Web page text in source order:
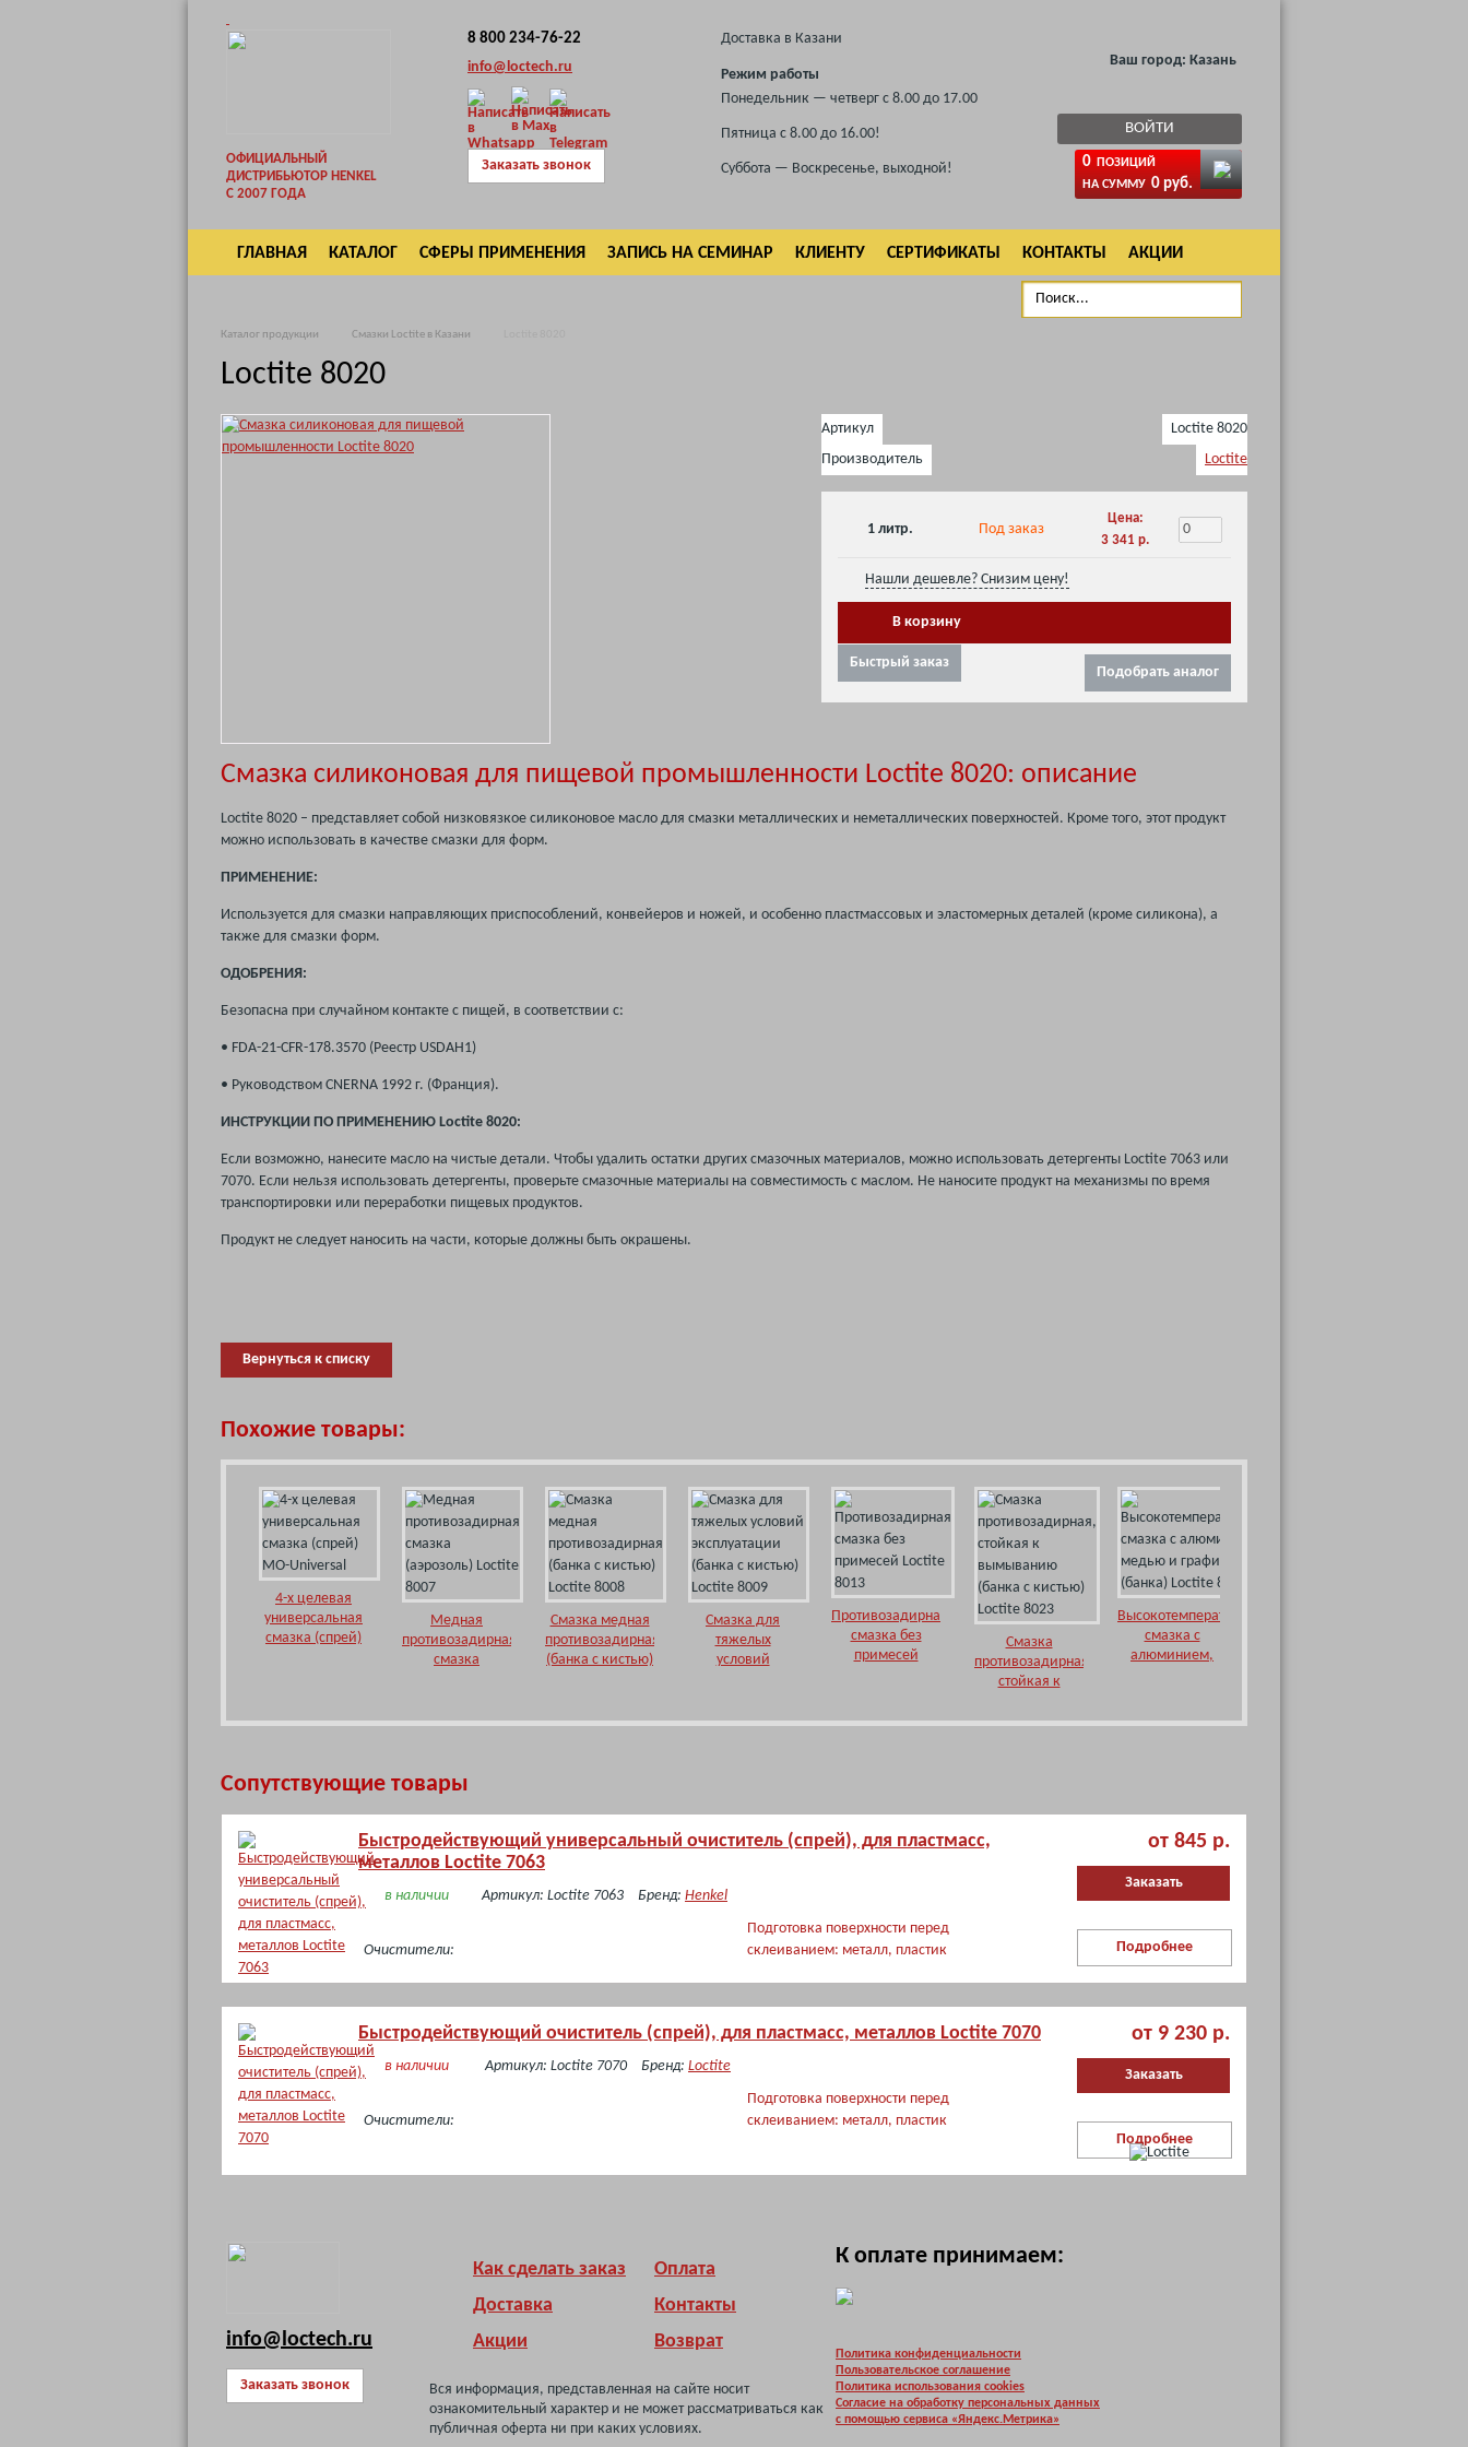
ОФИЦИАЛЬНЫЙ
ДИСТРИБЬЮТОР HENKEL
С 2007 ГОДА
8 800 234-76-22
info@loctech.ru
Заказать звонок
Доставка в Казани
Режим работы
Понедельник — четверг с 8.00 до 17.00
Пятница с 8.00 до 16.00!
Суббота — Воскресенье, выходной!
Ваш город: Казань
ГЛАВНАЯ КАТАЛОГ СФЕРЫ ПРИМЕНЕНИЯ ЗАПИСЬ НА СЕМИНАР КЛИЕНТУ СЕРТИФИКАТЫ КОНТАКТЫ АКЦИИ
ВОЙТИ
0 ПОЗИЦИЙ
НА СУММУ 0 руб.
Каталог продукции Смазки Loctite в Казани
Loctite 8020
Артикул
Loctite 8020
Производитель
Loctite
1 литр. Под заказ
Цена:
3 341 р.
Нашли дешевле? Снизим цену!
Подобрать аналог
Быстрый заказ
Смазка силиконовая для пищевой промышленности Loctite 8020: описание
Loctite 8020 – представляет собой низковязкое силиконовое масло для смазки металлических и неметаллических поверхностей. Кроме того, этот продукт
можно использовать в качестве смазки для форм.
ПРИМЕНЕНИЕ:
Используется для смазки направляющих приспособлений, конвейеров и ножей, и особенно пластмассовых и эластомерных деталей (кроме силикона), а
также для смазки форм.
ОДОБРЕНИЯ:
Безопасна при случайном контакте с пищей, в соответствии с:
• FDA-21-CFR-178.3570 (Реестр USDAH1)
• Руководством CNERNA 1992 г. (Франция).
ИНСТРУКЦИИ ПО ПРИМЕНЕНИЮ Loctite 8020:
Если возможно, нанесите масло на чистые детали. Чтобы удалить остатки других смазочных материалов, можно использовать детергенты Loctite 7063 или
7070. Если нельзя использовать детергенты, проверьте смазочные материалы на совместимость с маслом. Не наносите продукт на механизмы по время
транспортировки или переработки пищевых продуктов.
Продукт не следует наносить на части, которые должны быть окрашены.
Вернуться к списку
Похожие товары:
4-х целевая
универсальная
смазка (спрей)
Медная
противозадирная
смазка
Смазка медная
противозадирная
(банка с кистью)
Смазка для
тяжелых
условий
Loctite 8009
Противозадирная
смазка без
примесей
Смазка
противозадирная,
стойкая к
(банка с кистью)
Высокотемпературная
смазка с
алюминием,
Сопутствующие товары
от 845 р.
Заказать
Подробнее
Быстродействующий универсальный очиститель (спрей), для пластмасс,
металлов Loctite 7063
в наличии Артикул: Loctite 7063 Бренд: Henkel
Очистители:
Подготовка поверхности перед
склеиванием: металл, пластик
от 9 230 р.
Заказать
Подробнее
Быстродействующий очиститель (спрей), для пластмасс, металлов Loctite 7070
в наличии Артикул: Loctite 7070 Бренд: Loctite
Очистители:
Подготовка поверхности перед
склеиванием: металл, пластик
info@loctech.ru
Заказать звонок
Как сделать заказ
Оплата
Доставка
Контакты
Акции
Возврат
Вся информация, представленная на сайте носит
ознакомительный характер и не может рассматриваться как
публичная оферта ни при каких условиях.
К оплате принимаем:
Политика конфиденциальности
Пользовательское соглашение
Политика использования cookies
Согласие на обработку персональных данных
с помощью сервиса «Яндекс.Метрика»